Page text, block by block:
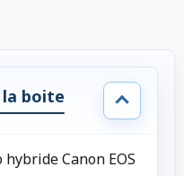
la boite
Canon EOS